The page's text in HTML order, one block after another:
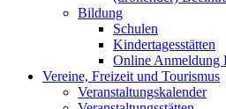
Bildung
Schulen
Kindertagesstätten
Online Anmeldung
Vereine, Freizeit und Tourismus
Veranstaltungskalender